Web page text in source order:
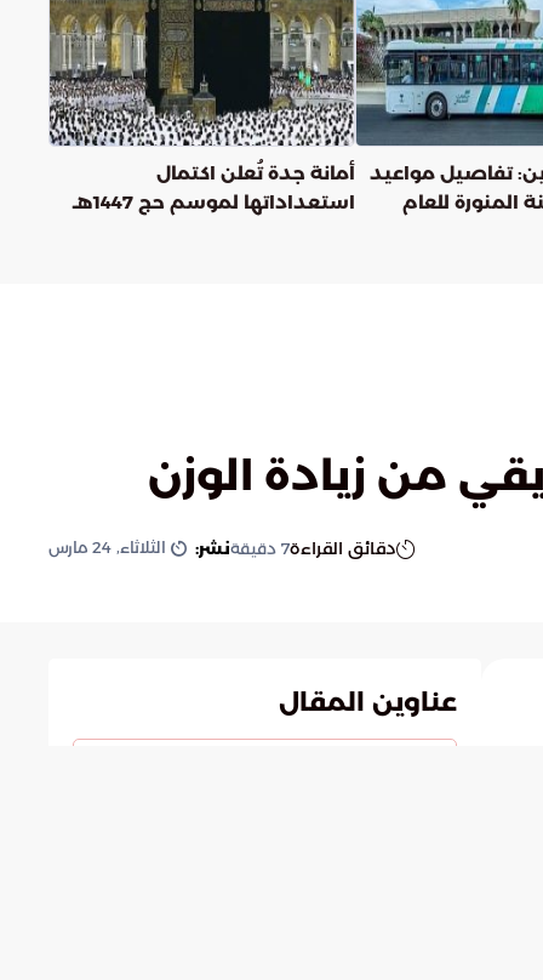
تفاصيل مواعيد
المنورة للعام
أمانة جدة تُعلن اكتمال
استعداداتها لموسم حج 1447هـ
من زيادة الوزن
دقائق القراءة7 دقيقةنشر: الثلاثاء, 24 مارس
عناوين المقال